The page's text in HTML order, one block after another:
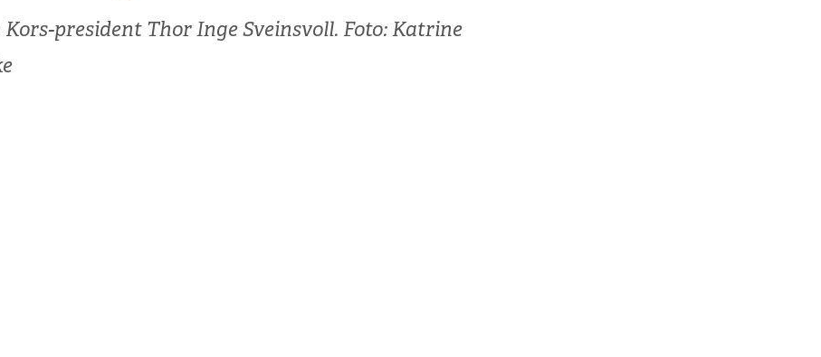
Kors-president Thor Inge Sveinsvoll. Foto: Katrine